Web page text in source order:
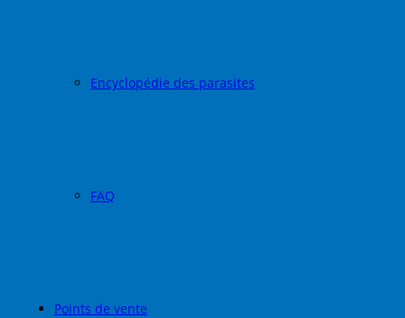
Encyclopédie des parasites
FAQ
Points de vente